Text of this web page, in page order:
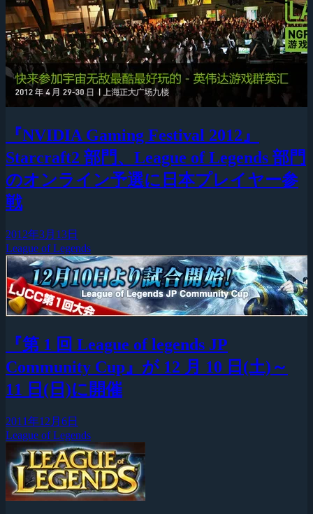
『NVIDIA Gaming Festival 2012』
Starcraft2 部門、League of Legends 部門
のオンライン予選に日本プレイヤー参
戦
2012年3月13日
League of Legends
『第 1 回 League of legends JP
Community Cup』が 12 月 10 日(土)～
11 日(日)に開催
2011年12月6日
League of Legends